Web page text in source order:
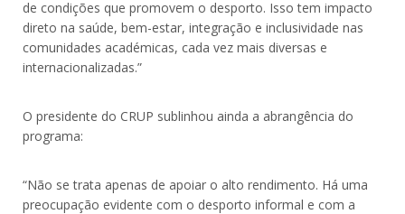
de condições que promovem o desporto. Isso tem impacto
direto na saúde, bem-estar, integração e inclusividade nas
comunidades académicas, cada vez mais diversas e
internacionalizadas.”
O presidente do CRUP sublinhou ainda a abrangência do
programa:
“Não se trata apenas de apoiar o alto rendimento. Há uma
preocupação evidente com o desporto informal e com a